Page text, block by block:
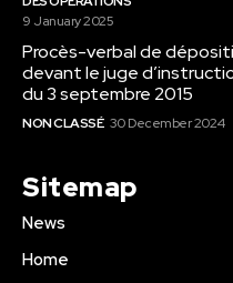
9 January 2025
Procès-verbal de
devant le juge
du 3 septembre 2015
NON CLASSÉ 30 December 2024
Sitemap
News
Home